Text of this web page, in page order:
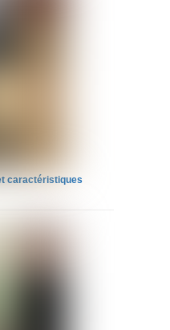
caractéristiques